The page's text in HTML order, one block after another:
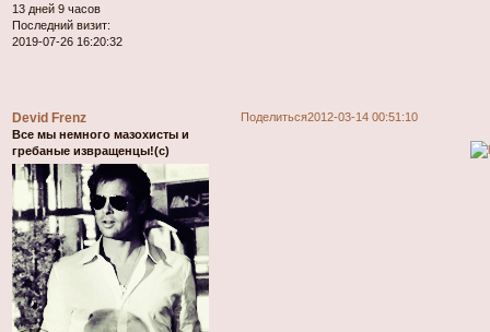
13 дней 9 часов
Последний визит:
2019-07-26 16:20:32
Поделиться2012-03-14 00:51:10
Devid Frenz
Все мы немного мазохисты и
гребаные извращенцы!(с)